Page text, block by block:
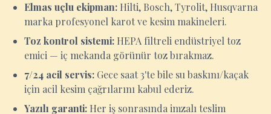
Elmas uçlu ekipman: Hilti, Bosch, Tyrolit, Husqvarna
marka profesyonel karot ve kesim makineleri.
Toz kontrol sistemi: HEPA filtreli endüstriyel toz
emici — iç mekanda görünür toz bırakmaz.
7/24 acil servis: Gece saat 3'te bile su baskını/kaçak
için acil kesim çağrılarını kabul ederiz.
Yazılı garanti: Her iş sonrasında imzalı teslim